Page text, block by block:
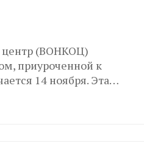
центр (ВОНКОЦ)
приуроченной к
14 ноября. Эта…